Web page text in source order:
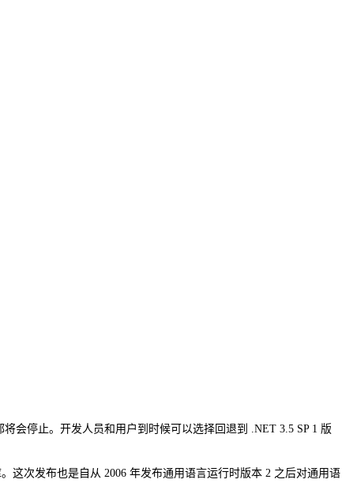
停止。开发人员和用户到时候可以选择回退到 .NET 3.5 SP 1 版
次发布也是自从 2006 年发布通用语言运行时版本 2 之后对通用语